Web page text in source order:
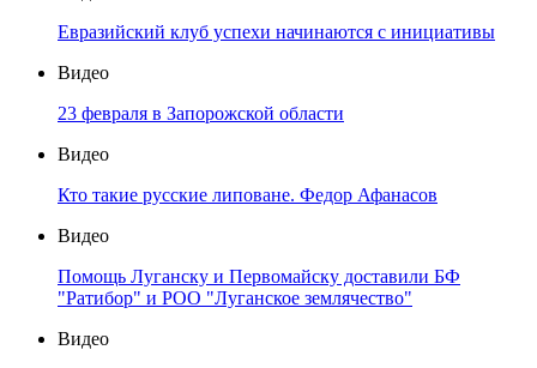
Евразийский клуб успехи начинаются с инициативы
Видео
23 февраля в Запорожской области
Видео
Кто такие русские липоване. Федор Афанасов
Видео
Помощь Луганску и Первомайску доставили БФ
"Ратибор" и РОО "Луганское землячество"
Видео